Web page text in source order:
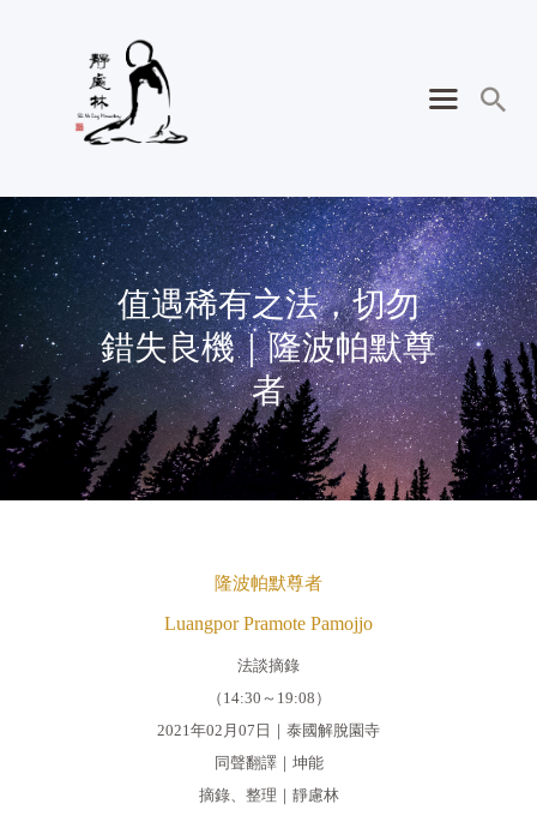
值遇稀有之法，切勿
錯失良機｜隆波帕默尊
者
隆波帕默尊者
Luangpor Pramote Pamojjo
法談摘錄
（14:30～19:08）
2021年02月07日｜泰國解脫園寺
同聲翻譯｜坤能
摘錄、整理｜靜慮林